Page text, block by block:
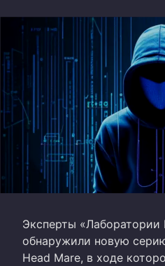
Эксперты «Лаборатории
обнаружили новую
Head Mare, в ходе